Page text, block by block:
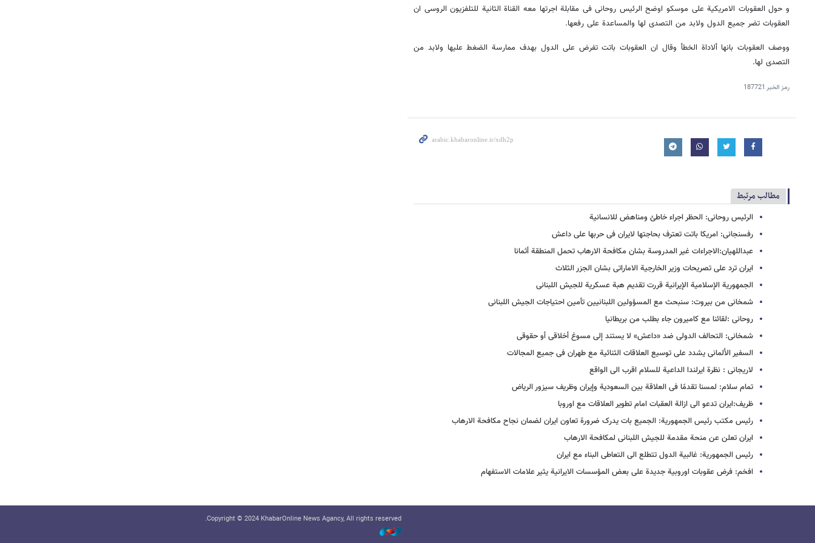
و حول العقوبات الامریکیة علی موسکو اوضح الرئیس روحانی فی مقابلة اجرتها معه القناة الثانیة للتلفزیون الروسی ان
العقوبات تضر جمیع الدول ولابد من التصدی لها والمساعدة علی رفعها.
ووصف العقوبات بانها ألاداة الخطأ وقال ان العقوبات باتت تفرض علی الدول بهدف ممارسة الضغط علیها ولابد من
التصدی لها.
رمز الخبر 187721
مطالب مرتبط
الرئیس روحانی: الحظر اجراء خاطئ ومناهض للانسانیة
رفسنجانی: امریکا باتت تعترف بحاجتها لایران فی حربها علی داعش
عبداللهیان:الاجراءات غیر المدروسة بشان مکافحة الارهاب تحمل المنطقة أثمانا
ایران ترد علی تصریحات وزیر الخارجیة الاماراتی بشان الجزر الثلاث
الجمهوریة الإسلامیة الإیرانیة قررت تقدیم هبة عسکریة للجیش اللبنانی
شمخانی من بیروت: سنبحث مع المسؤولین اللبنانیین تأمین احتیاجات الجیش اللبنانی
روحانی :لقائنا مع کامیرون جاء بطلب من بریطانیا
شمخانی: التحالف الدولی ضد «داعش» لا یستند إلی مسوغ أخلاقی أو حقوقی
السفیر الألمانی یشدد علی توسیع العلاقات الثنائیة‌ مع طهران فی جمیع المجالات
لاریجانی : نظرة ایرلندا الداعیة للسلام اقرب الی الواقع
تمام سلام: لمسنا تقدمًا فی العلاقة بین السعودیة وإیران وظریف سیزور الریاض
ظریف:ایران تدعو الی ازالة العقبات امام تطویر العلاقات مع اوروبا
رئیس مکتب رئیس الجمهوریة: الجمیع بات یدرک ضرورة تعاون ایران لضمان نجاح مکافحة الارهاب
ایران تعلن عن منحة مقدمة للجیش اللبنانی لمکافحة الارهاب
رئیس الجمهوریة: غالبیة الدول تتطلع الی التعاطی البناء مع ایران
افخم: فرض عقوبات اوروبیة جدیدة علی بعض المؤسسات الایرانیة یثیر علامات الاستفهام
Copyright © 2024 KhabarOnline News Agancy, All rights reserved.